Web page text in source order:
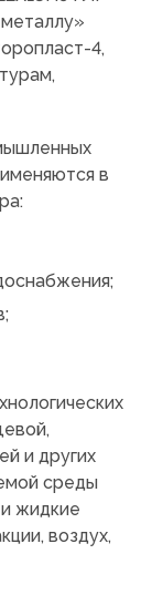
4,
в
и других
среды
жидкие
воздух,